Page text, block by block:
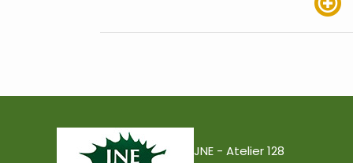
JNE - Atelier 128